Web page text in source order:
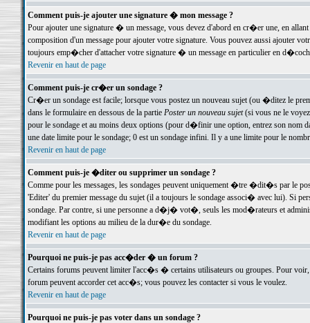
Comment puis-je ajouter une signature � mon message ?
Pour ajouter une signature � un message, vous devez d'abord en cr�er une, en
composition d'un message pour ajouter votre signature. Vous pouvez aussi ajouter
toujours emp�cher d'attacher votre signature � un message en particulier en
Revenir en haut de page
Comment puis-je cr�er un sondage ?
Cr�er un sondage est facile; lorsque vous postez un nouveau sujet (ou �ditez le
dans le formulaire en dessous de la partie Poster un nouveau sujet(si vous ne le voyez
pour le sondage et au moins deux options (pour d�finir une option, entrez son nom
une date limite pour le sondage; 0 est un sondage infini. Il y a une limite pour le
Revenir en haut de page
Comment puis-je �diter ou supprimer un sondage ?
Comme pour les messages, les sondages peuvent uniquement �tre �dit�s par le
'Editer' du premier message du sujet (il a toujours le sondage associ� avec lui). Si
sondage. Par contre, si une personne a d�j� vot�, seuls les mod�rateurs et
modifiant les options au milieu de la dur�e du sondage.
Revenir en haut de page
Pourquoi ne puis-je pas acc�der � un forum ?
Certains forums peuvent limiter l'acc�s � certains utilisateurs ou groupes. Pour
forum peuvent accorder cet acc�s; vous pouvez les contacter si vous le voulez.
Revenir en haut de page
Pourquoi ne puis-je pas voter dans un sondage ?